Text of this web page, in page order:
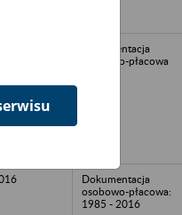
Dokumentacja
osobowo-płacowa
Dokumentacja
osobowo-płacowa:
1985 - 2016